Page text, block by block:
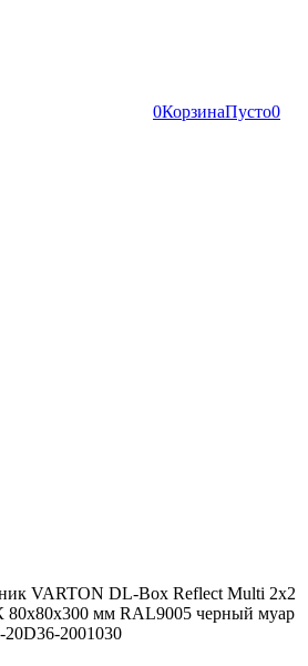
0КорзинаПусто0
VARTON DL-Box Reflect Multi 2x2
80х80х300 мм RAL9005 черный муар
2001030